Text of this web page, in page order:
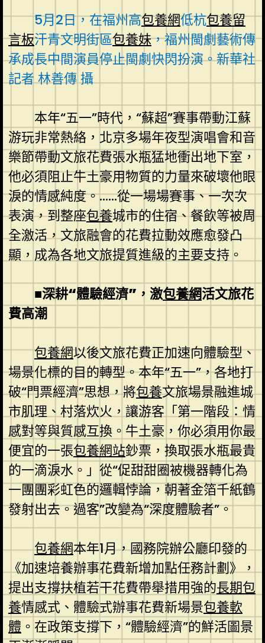
5月2日，在福州高包養網低杭包養留
言板汗青文明街區包養妹，福州閩劇藝術傳
承成長中間演員停止閩劇快閃扮演。新華社
記者 林善傳 攝
本年“五一”時代，“蘇超”賽事帶動江蘇
游玩非常熱絡，北京多場年夜型演唱會和音
樂節帶動文旅花費張水瓶猛地衝出地下室，
他必須阻止牛土豪用物質的力量來破壞他眼
淚的情感純度。……從一場場賽事、一次次
表演，到整座包養城市的住宿、餐飲等被周
全激活，文旅融會的花費拉動效應愈發凸
顯，成為各地文旅提質進級的主要支持。
■深耕“體驗經濟”，激包養網活文旅花
費高潮
包養網以後文旅花費正加速向體驗型、
場景化標的目的轉型。本年“五一”，各地打
破“門票經濟”思想，將包養文旅場景融進城
市肌理、村落炊火，讓游客「第一階段：情
感對等與質感互換。牛土豪，你必須用你最
便宜的一張包養網站鈔票，換取張水瓶最貴
的一滴淚水。」從“促甜甜圈被機器轉化為
一團團彩虹色的邏輯悖論，朝著金箔千紙鶴
發射出去。過客”改變為“深度體驗者”。
包養網本年1月，國務院辦公廳印發的
《加速培養辦事花費新增加點任務計劃》，
提出支撐扶植若干花費帶舉措用強的長期包
養情感式、體驗式辦事花費新場景包養軟
體。在政策支撐下，“體驗經濟”的鮮活圖景